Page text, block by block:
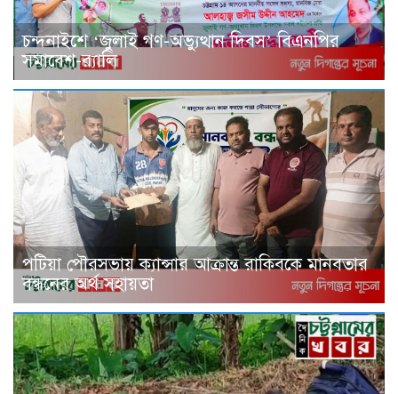
চন্দনাইশে ‘জুলাই গণ-অভ্যুত্থান দিবস’ বিএনপির
সমাবেশ-র‌্যালি
পটিয়া পৌরসভায় ক্যান্সার আক্রান্ত রাকিবকে মানবতার
বন্ধনের অর্থ সহায়তা